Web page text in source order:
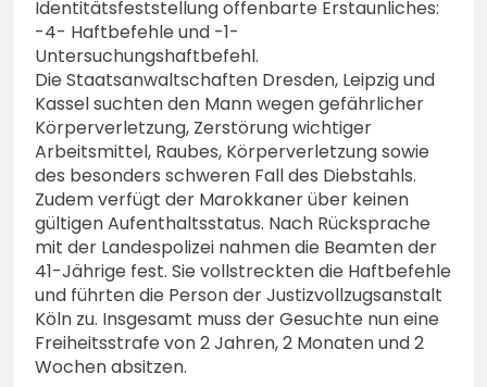
Identitätsfeststellung offenbarte Erstaunliches:
-4- Haftbefehle und -1-
Untersuchungshaftbefehl.
Die Staatsanwaltschaften Dresden, Leipzig und
Kassel suchten den Mann wegen gefährlicher
Körperverletzung, Zerstörung wichtiger
Arbeitsmittel, Raubes, Körperverletzung sowie
des besonders schweren Fall des Diebstahls.
Zudem verfügt der Marokkaner über keinen
gültigen Aufenthaltsstatus. Nach Rücksprache
mit der Landespolizei nahmen die Beamten der
41-Jährige fest. Sie vollstreckten die Haftbefehle
und führten die Person der Justizvollzugsanstalt
Köln zu. Insgesamt muss der Gesuchte nun eine
Freiheitsstrafe von 2 Jahren, 2 Monaten und 2
Wochen absitzen.